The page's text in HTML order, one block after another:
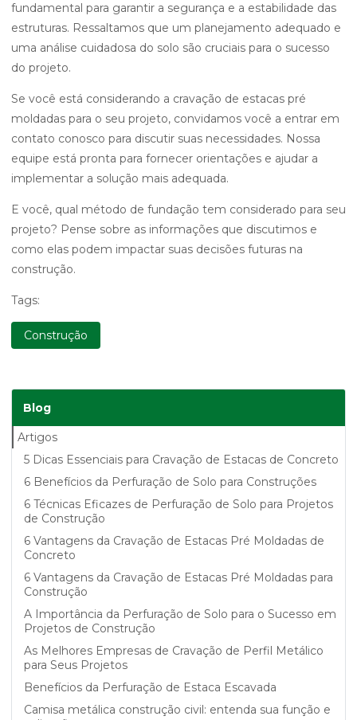
fundamental para garantir a segurança e a estabilidade das
estruturas. Ressaltamos que um planejamento adequado e
uma análise cuidadosa do solo são cruciais para o sucesso
do projeto.
Se você está considerando a cravação de estacas pré
moldadas para o seu projeto, convidamos você a entrar em
contato conosco para discutir suas necessidades. Nossa
equipe está pronta para fornecer orientações e ajudar a
implementar a solução mais adequada.
E você, qual método de fundação tem considerado para seu
projeto? Pense sobre as informações que discutimos e
como elas podem impactar suas decisões futuras na
construção.
Tags:
Construção
Blog
Artigos
5 Dicas Essenciais para Cravação de Estacas de Concreto
6 Benefícios da Perfuração de Solo para Construções
6 Técnicas Eficazes de Perfuração de Solo para Projetos
de Construção
6 Vantagens da Cravação de Estacas Pré Moldadas de
Concreto
6 Vantagens da Cravação de Estacas Pré Moldadas para
Construção
A Importância da Perfuração de Solo para o Sucesso em
Projetos de Construção
As Melhores Empresas de Cravação de Perfil Metálico
para Seus Projetos
Benefícios da Perfuração de Estaca Escavada
Camisa metálica construção civil: entenda sua função e